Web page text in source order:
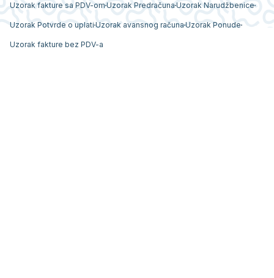
Uzorak fakture sa PDV-om Uzorak Predračuna Uzorak Narudžbenice
Uzorak Potvrde o uplati Uzorak avansnog računa Uzorak Ponude
Uzorak fakture bez PDV-a